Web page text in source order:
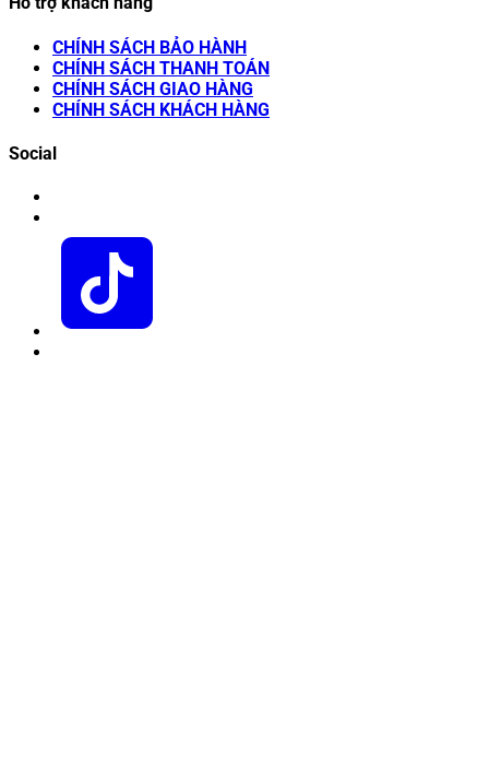
CHÍNH SÁCH BẢO HÀNH
CHÍNH SÁCH THANH TOÁN
CHÍNH SÁCH GIAO HÀNG
CHÍNH SÁCH KHÁCH HÀNG
Social